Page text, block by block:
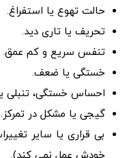
حالت تهوع یا استفراغ.
تحریف یا تاری دید.
تنفس سریع و کم عمق.
خستگی یا ضعف.
احساس خستگی، تنبلی
گیجی یا مشکل در تمرکز.
بی قراری یا سایر